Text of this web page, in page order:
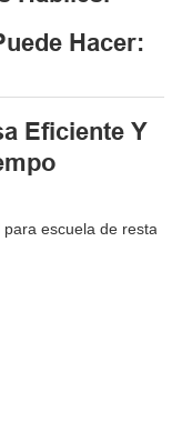
Hacer:
Eficiente Y